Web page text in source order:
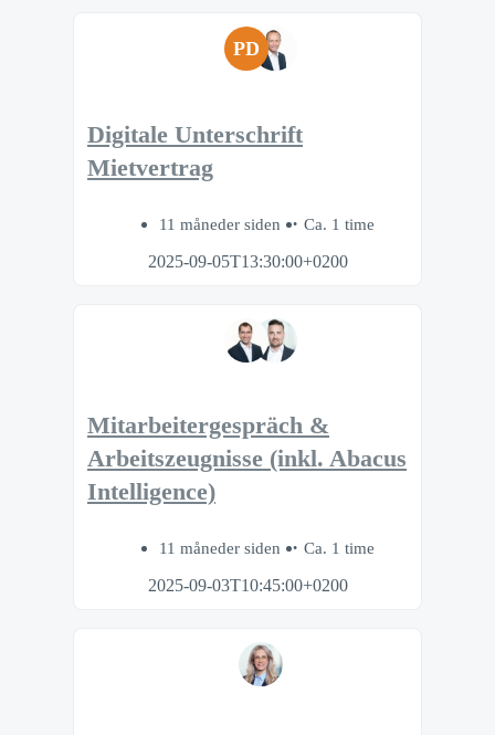
PD
Digitale Unterschrift
Mietvertrag
11 måneder siden
Ca. 1 time
2025-09-05T13:30:00+0200
Mitarbeitergespräch &
Arbeitszeugnisse (inkl. Abacus
Intelligence)
11 måneder siden
Ca. 1 time
2025-09-03T10:45:00+0200